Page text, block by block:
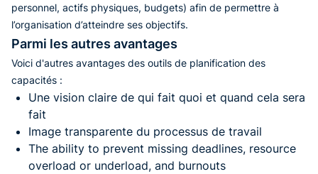
personnel, actifs physiques, budgets) afin de permettre à
l’organisation d’atteindre ses objectifs.
Parmi les autres avantages
Voici d'autres avantages des outils de planification des
capacités :
Une vision claire de qui fait quoi et quand cela sera
fait
Image transparente du processus de travail
The ability to prevent missing deadlines, resource
overload or underload, and burnouts